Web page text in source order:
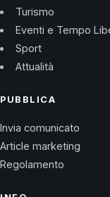
Turismo
Eventi e Tempo
Sport
Attualità
PUBBLICA
Invia comunicato
Article marketing
Regolamento